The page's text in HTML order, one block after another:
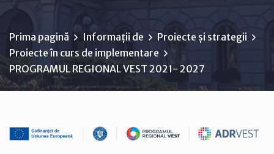
Prima pagină Informații de
Proiecte și strategii
Proiecte în curs de implementare
PROGRAMUL REGIONAL VEST 2021- 2027